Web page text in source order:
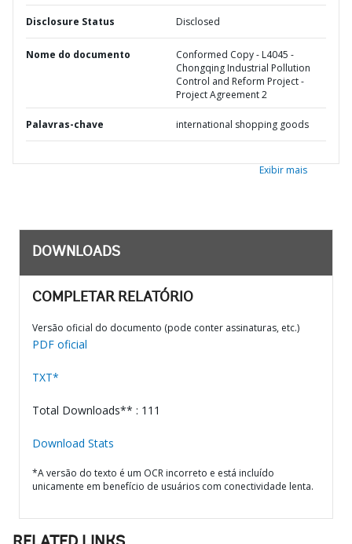
Disclosure Status Disclosed
Nome do documento
Conformed Copy - L4045 -
Chongqing Industrial Pollution
Control and Reform Project -
Project Agreement 2
Palavras-chave international shopping goods
Exibir mais
DOWNLOADS
COMPLETAR RELATÓRIO
Versão oficial do documento (pode conter assinaturas, etc.)
PDF oficial
TXT*
Total Downloads** : 111
Download Stats
*A versão do texto é um OCR incorreto e está incluído
unicamente em benefício de usuários com conectividade lenta.